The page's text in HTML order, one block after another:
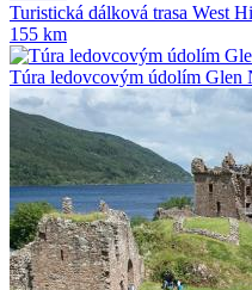
Turistická dálková trasa West
155 km
Túra ledovcovým údolím Glen